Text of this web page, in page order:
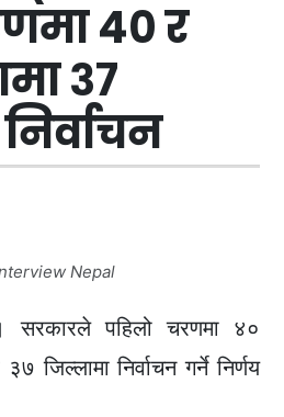
४० र
३७
Nepal
सरकारले पहिलो चरणमा ४०
जिल्लामा निर्वाचन गर्ने निर्णय